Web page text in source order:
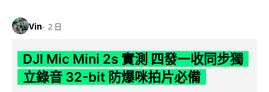
Vin 2 日
DJI Mic Mini 2s 實測 四發一收同步獨
立錄音 32-bit 防爆咪拍片必備